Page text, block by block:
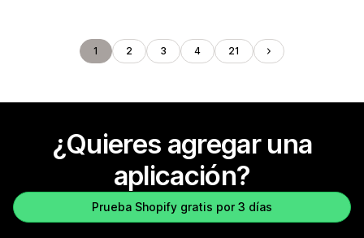
1 2 3 4 21
¿Quieres agregar una
aplicación?
Prueba Shopify gratis por 3 días